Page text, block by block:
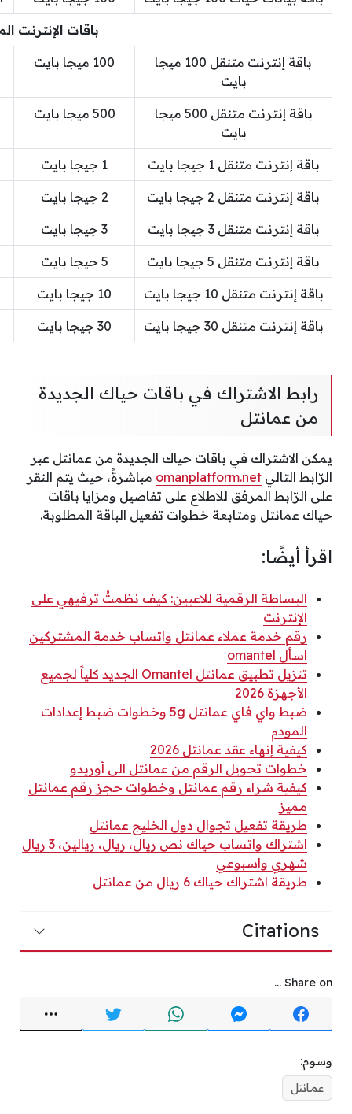
باقات الإنترنت
باقة إنترنت متنقل 100 ميجا
بايت
100 ميجا بايت
باقة إنترنت متنقل 500 ميجا
بايت
500 ميجا بايت
باقة إنترنت متنقل 1 جيجا بايت 1 جيجا بايت
باقة إنترنت متنقل 2 جيجا بايت 2 جيجا بايت
باقة إنترنت متنقل 3 جيجا بايت 3 جيجا بايت
باقة إنترنت متنقل 5 جيجا بايت 5 جيجا بايت
باقة إنترنت متنقل 10 جيجا بايت 10 جيجا بايت
باقة إنترنت متنقل 30 جيجا بايت 30 جيجا بايت
رابط الاشتراك في باقات حياك الجديدة
من عمانتل
يمكن الاشتراك في باقات حياك الجديدة من عمانتل عبر
الرّابط التالي omanplatform.net مباشرةً، حيث يتم النقر
على الرّابط المرفق للاطلاع على تفاصيل ومزايا باقات
حياك عمانتل ومتابعة خطوات تفعيل الباقة المطلوبة.
اقرأ أيضًا:
البساطة الرقمية للاعبين: كيف نظمتُ ترفيهي على
الإنترنت
رقم خدمة عملاء عمانتل واتساب خدمة المشتركين
اسأل omantel
تنزيل تطبيق عمانتل Omantel الجديد كلياً لجميع
الأجهزة 2026
ضبط واي فاي عمانتل 5g وخطوات ضبط إعدادات
المودم
كيفية إنهاء عقد عمانتل 2026
خطوات تحويل الرقم من عمانتل الى أوريدو
كيفية شراء رقم عمانتل وخطوات حجز رقم عمانتل
مميز
طريقة تفعيل تجوال دول الخليج عمانتل
اشتراك واتساب حياك نص ريال، ريال، ريالين، 3 ريال
شهري واسبوعي
طريقة اشتراك حياك 6 ريال من عمانتل
Citations
Share on ...
وسوم:
عمانتل